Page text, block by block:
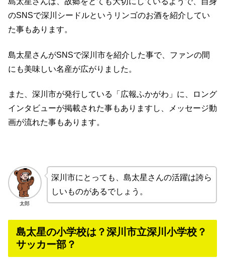
のSNSで深川シードルというリンゴのお酒を紹介してい
た事もあります。
島太星さんがSNSで深川市を紹介した事で、ファンの間
にも美味しい名産が広がりました。
また、深川市が発行している「広報ふかがわ」に、ロング
インタビューが掲載された事もありますし、メッセージ動
画が流れた事もあります。
太郎
深川市にとっても、島太星さんの活躍は誇ら
しいものがあるでしょう。
島太星の小学校は？深川市立深川小学校？
サッカー部？